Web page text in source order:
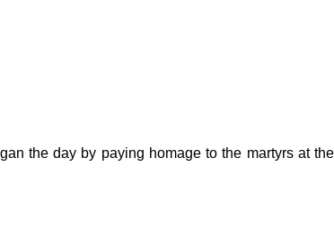
the day by paying homage to the martyrs at the